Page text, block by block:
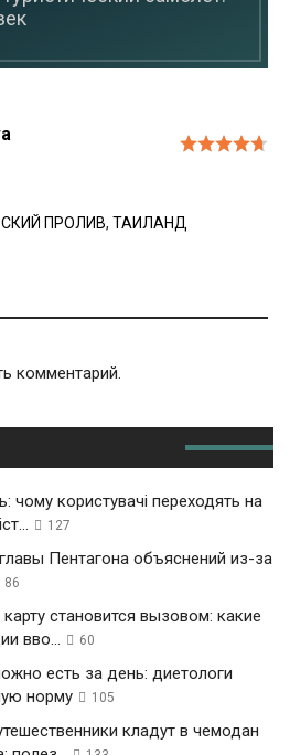
ПРОЛИВ, ТАИЛАНД
комментарий.
чому користувачі переходять на
127
Пентагона объяснений из-за
86
становится вызовом: какие
вво...
60
есть за день: диетологи
норму
105
кладут в чемодан